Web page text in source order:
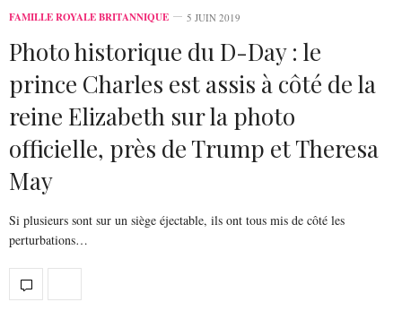
FAMILLE ROYALE BRITANNIQUE 5 JUIN 2019
Photo historique du D-Day : le
prince Charles est assis à côté de la
reine Elizabeth sur la photo
officielle, près de Trump et Theresa
May
Si plusieurs sont sur un siège éjectable, ils ont tous mis de côté les
perturbations…